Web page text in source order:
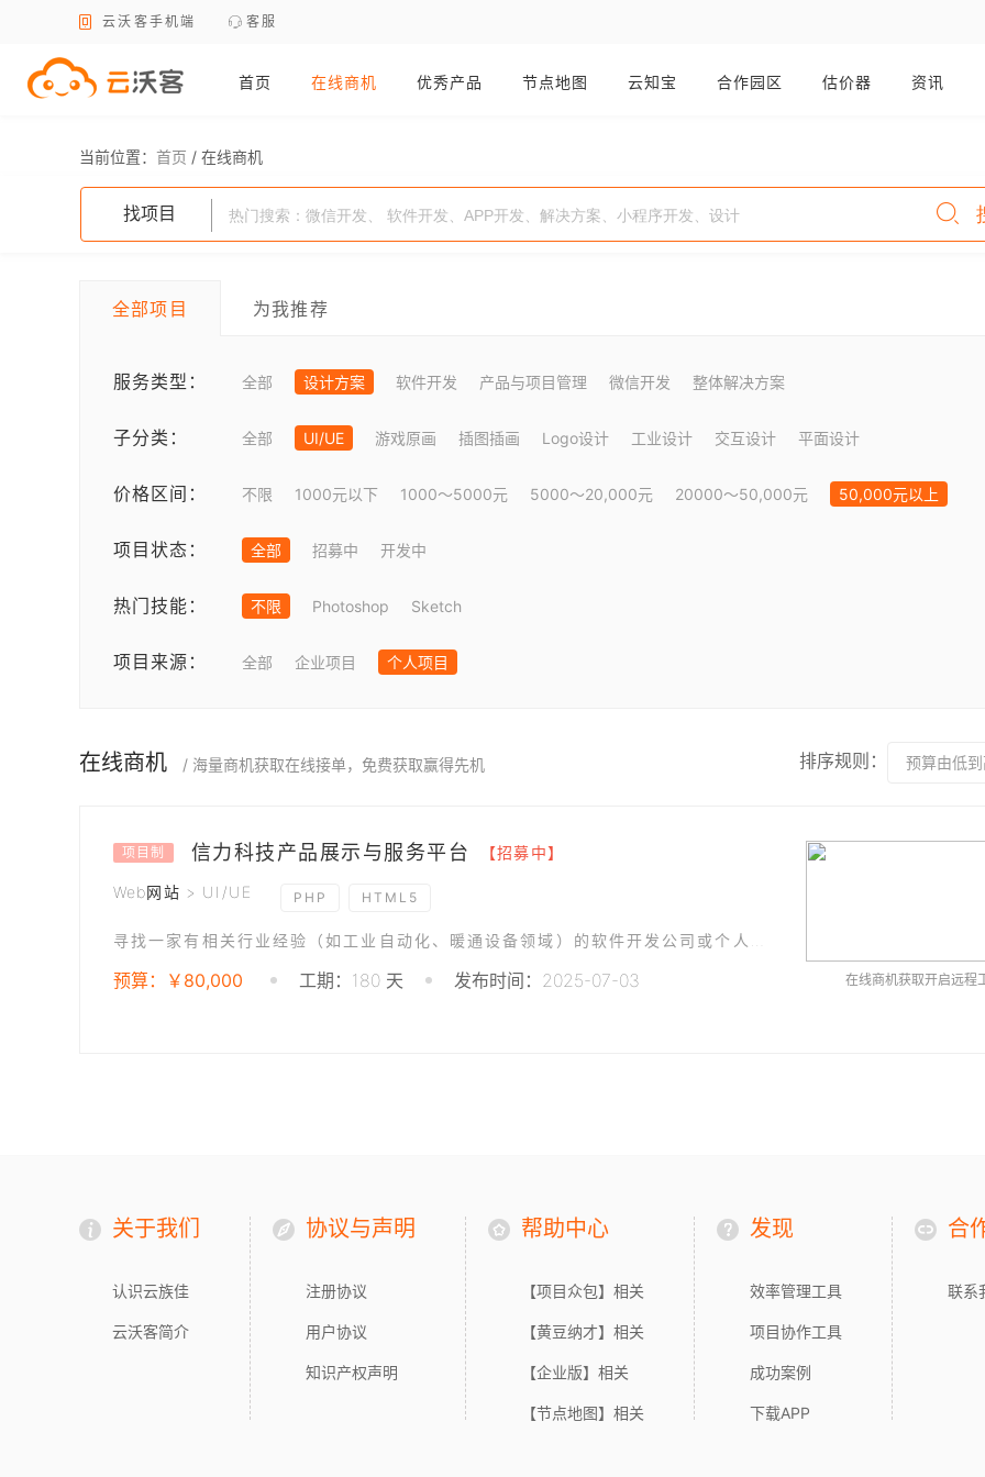
云沃客手机端 客服
首页 在线商机 优秀产品 节点地图 云知宝 合作园区 估价器 资讯
当前位置： 首页 / 在线商机
找项目
全部项目 为我推荐
服务类型： 全部 设计方案 软件开发 产品与项目管理 微信开发 整体解决方案
子分类： 全部 UI/UE 游戏原画 插图插画 Logo设计 工业设计 交互设计 平面设计
价格区间： 不限 1000元以下 1000～5000元 5000～20,000元 20000～50,000元 50,000元以上
项目状态： 全部 招募中 开发中
热门技能： 不限 Photoshop Sketch
项目来源： 全部 企业项目 个人项目
在线商机 / 海量商机获取在线接单，免费获取赢得先机 排序规则： 预算由低
项目制 信力科技产品展示与服务平台 【招募中】
Web网站 > UI/UE PHP HTML5
预算：￥80,000 工期：180 天 发布时间：2025-07-03 在线商机获取开启远程
关于我们
认识云族佳
云沃客简介
协议与声明
注册协议
用户协议
知识产权声明
帮助中心
【项目众包】相关
【黄豆纳才】相关
【企业版】相关
【节点地图】相关
发现
效率管理工具
项目协作工具
成功案例
下载APP
合
联系